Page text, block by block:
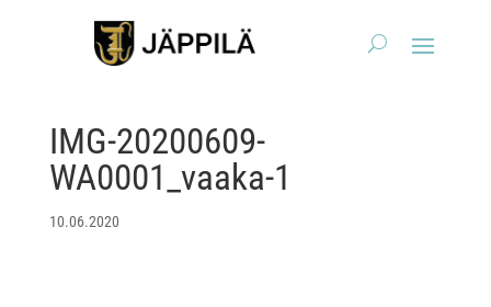
IMG-20200609-
WA0001_vaaka-1
10.06.2020